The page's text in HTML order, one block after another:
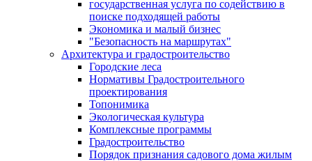
государственная услуга по содействию в
поиске подходящей работы
Экономика и малый бизнес
"Безопасность на маршрутах"
Архитектура и градостроительство
Городские леса
Нормативы Градостроительного
проектирования
Топонимика
Экологическая культура
Комплексные программы
Градостроительство
Порядок признания садового дома жилым